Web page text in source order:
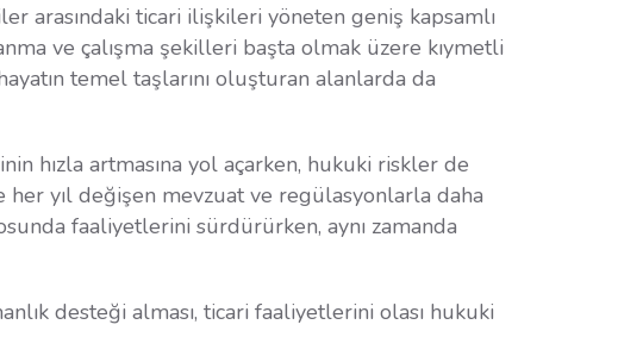
arasındaki ticari ilişkileri yöneten geniş kapsamlı
ve çalışma şekilleri başta olmak üzere kıymetli
temel taşlarını oluşturan alanlarda da
hızla artmasına yol açarken, hukuki riskler de
her yıl değişen mevzuat ve regülasyonlarla daha
faaliyetlerini sürdürürken, aynı zamanda
desteği alması, ticari faaliyetlerini olası hukuki